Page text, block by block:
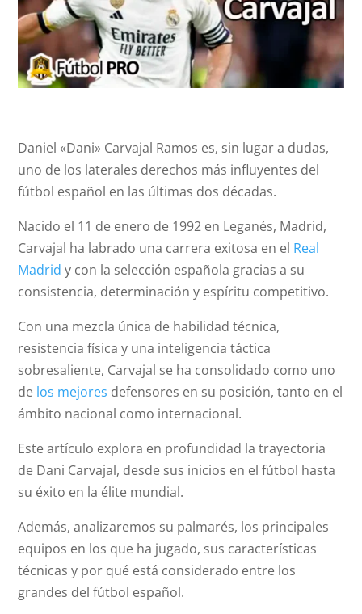
Daniel «Dani» Carvajal Ramos es, sin lugar a dudas,
uno de los laterales derechos más influyentes del
fútbol español en las últimas dos décadas.
Nacido el 11 de enero de 1992 en Leganés, Madrid,
Carvajal ha labrado una carrera exitosa en el Real
Madrid y con la selección española gracias a su
consistencia, determinación y espíritu competitivo.
Con una mezcla única de habilidad técnica,
resistencia física y una inteligencia táctica
sobresaliente, Carvajal se ha consolidado como uno
de los mejores defensores en su posición, tanto en el
ámbito nacional como internacional.
Este artículo explora en profundidad la trayectoria
de Dani Carvajal, desde sus inicios en el fútbol hasta
su éxito en la élite mundial.
Además, analizaremos su palmarés, los principales
equipos en los que ha jugado, sus características
técnicas y por qué está considerado entre los
grandes del fútbol español.